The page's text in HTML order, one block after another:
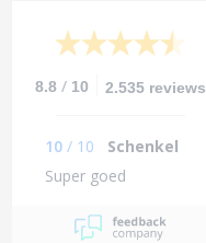
8.8 / 10 2.535 reviews
10 / 10
Schenkel
Super goed